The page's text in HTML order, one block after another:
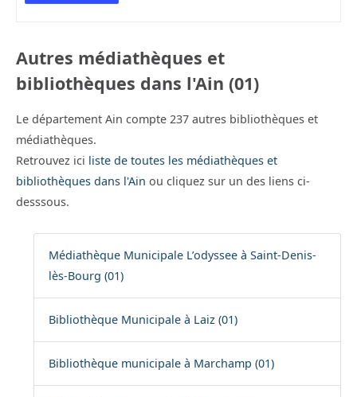
Autres médiathèques et
bibliothèques dans l'Ain (01)
Le département Ain compte 237 autres bibliothèques et
médiathèques.
Retrouvez ici liste de toutes les médiathèques et
bibliothèques dans l'Ain ou cliquez sur un des liens ci-
desssous.
Médiathèque Municipale L’odyssee à Saint-Denis-
lès-Bourg (01)
Bibliothèque Municipale à Laiz (01)
Bibliothèque municipale à Marchamp (01)